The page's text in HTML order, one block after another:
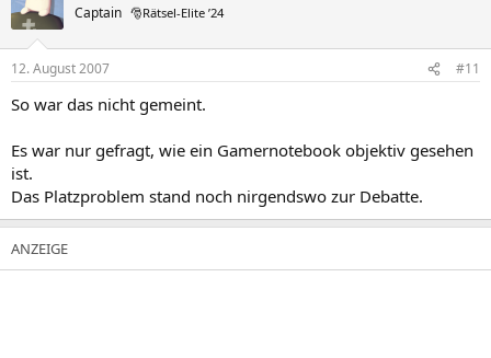
Captain 🎅Rätsel-Elite ’24
12. August 2007 #11
So war das nicht gemeint.
Es war nur gefragt, wie ein Gamernotebook objektiv gesehen
ist.
Das Platzproblem stand noch nirgendswo zur Debatte.